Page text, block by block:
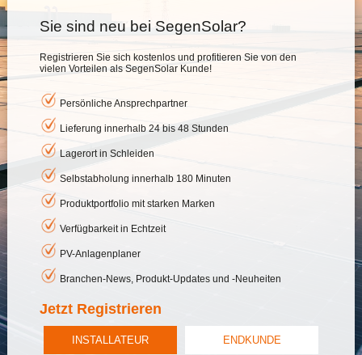
Sie sind neu bei SegenSolar?
Registrieren Sie sich kostenlos und profitieren Sie von den
vielen Vorteilen als SegenSolar Kunde!
Persönliche Ansprechpartner
Lieferung innerhalb 24 bis 48 Stunden
Lagerort in Schleiden
Selbstabholung innerhalb 180 Minuten
Produktportfolio mit starken Marken
Verfügbarkeit in Echtzeit
PV-Anlagenplaner
Branchen-News, Produkt-Updates und -Neuheiten
Jetzt Registrieren
INSTALLATEUR ENDKUNDE